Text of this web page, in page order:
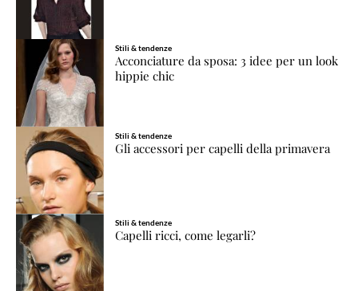
Stili & tendenze
Acconciature da sposa: 3 idee per un look
hippie chic
Stili & tendenze
Gli accessori per capelli della primavera
Stili & tendenze
Capelli ricci, come legarli?